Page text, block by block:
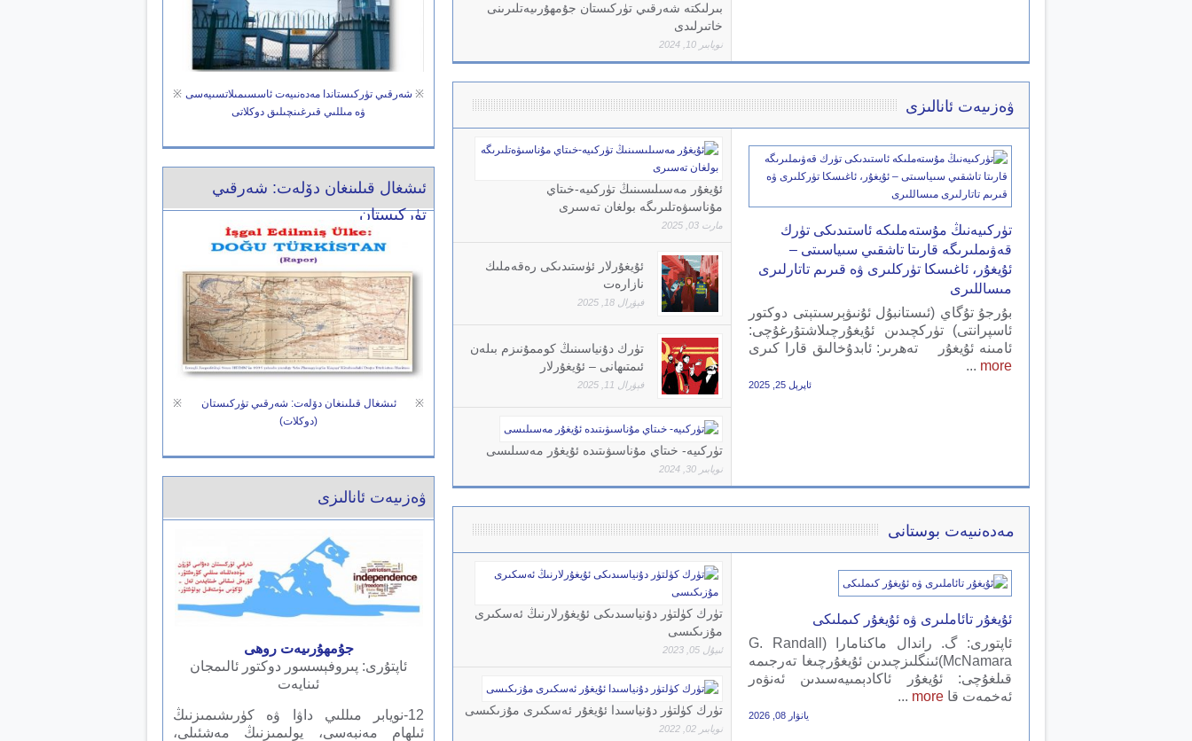
بىرلىكتە شەرقىي تۈركىستان جۇمھۇرىيەتلىرىنى
خاتىرلىدى
نويابىر 10, 2024
ۋەزىيەت ئانالىزى
تۈركىيەنىڭ مۇستەملىكە ئاستىدىكى تۈرك
قەۋىملىرىگە قارىتا تاشقىي سىياسىتى –
ئ‍ۇيغۇر، ئاغىسكا تۈركلىرى ۋە قىرىم تاتارلىرى
مىساللىرى
بۇرجۇ تۇگاي (ئىستانبۇل ئۇنىۋېرسىتېتى دوكتور
ئاسپرانتى) تۈركچىدىن ئۇيغۇرچىلاشتۇرغۇچى:
ئامىنە ئۇيغۇر تەھرىر: ئابدۇخالىق قارا كىرى
more
...
ئاپرېل 25, 2025
ئۇيغۇر مەسىلىسىنىڭ تۈركىيە-خىتاي
مۇناسىۋەتلىرىگە بولغان تەسىرى
مارت 03, 2025
ئۇيغۇرلار ئۈستىدىكى رەقەملىك
نازارەت
فېۋرال 18, 2025
تۈرك دۇنياسىنىڭ كوممۇنىزم بىلەن
ئىمتىھانى – ئۇيغۇرلار
فېۋرال 11, 2025
تۈركىيە- خىتاي مۇناسىۋىتىدە ئۇيغۇر مەسىلىسى
نويابىر 30, 2024
مەدەنىيەت بوستانى
ئۇيغۇر تائاملىرى ۋە ئۇيغۇر كىملىكى
ئاپتورى: گ. راندال ماكنامارا (G. Randall
McNamara)ئىنگلىزچىدىن ئۇيغۇرچىغا تەرجىمە
قىلغۇچى: ئۇيغۇر ئاكادېمىيەسىدىن ئەنۋەر
ئەخمەت قا more
...
يانۋار 08, 2026
تۈرك كۈلتۈر دۇنياسىدىكى ئۇيغۇرلارنىڭ ئەسكىرى
مۇزىكىسى
ئىيۇل 05, 2023
تۈرك كۈلتۈر دۇنياسىدا ئۇيغۇر ئەسكىرى مۇزىكىسى
نويابىر 02, 2022
※ شەرقىي تۈركىستاندا مەدەنىيەت ئاسسىمىلاتسىيەسى
ۋە مىللىي قىرغىنچىلىق دوكلاتى
※
ئىشغال قىلىنغان دۆلەت: شەرقىي
تۈركىستان
※
ئىشغال قىلىنغان دۆلەت: شەرقىي تۈركىستان
(دوكلات)
※
ۋەزىيەت ئانالىزى
جۇمھۇرىيەت روھى
ئاپتۇرى: پىروفېسسور دوكتور ئالىمجان
ئىنايەت
12-نويابر مىللىي داۋا ۋە كۈرىشىمىزنىڭ
ئىلھام مەنبەسى، يولىمىزنىڭ مەشئىلى،